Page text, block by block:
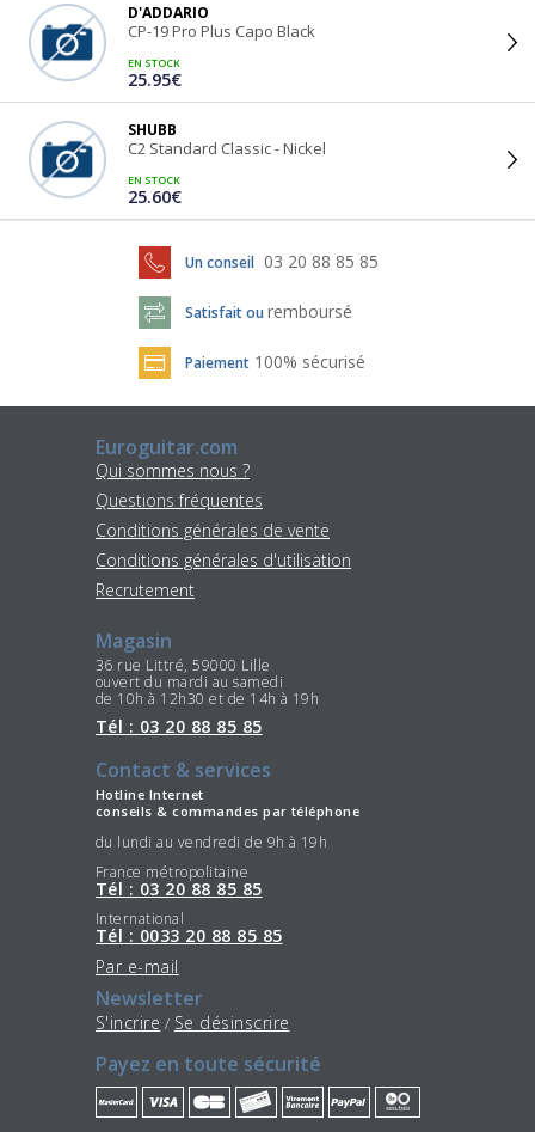
D'ADDARIO
CP-19 Pro Plus Capo Black
EN STOCK
25.95€
SHUBB
C2 Standard Classic - Nickel
EN STOCK
25.60€
Un conseil 03 20 88 85 85
Satisfait ou remboursé
Paiement 100% sécurisé
Euroguitar.com
Qui sommes nous ?
Questions fréquentes
Conditions générales de vente
Conditions générales d'utilisation
Recrutement
Magasin
36 rue Littré, 59000 Lille
ouvert du mardi au samedi
de 10h à 12h30 et de 14h à 19h
Tél : 03 20 88 85 85
Contact & services
Hotline Internet
conseils & commandes par téléphone
du lundi au vendredi de 9h à 19h
France métropolitaine
Tél : 03 20 88 85 85
International
Tél : 0033 20 88 85 85
Par e-mail
Newsletter
S'incrire / Se désinscrire
Payez en toute sécurité